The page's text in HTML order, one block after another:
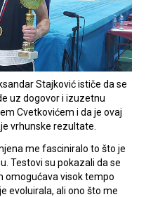
Stajković ističe da se
uz dogovor i izuzetnu
Cvetkovićem i da je ovaj
vrhunske rezultate.
me fasciniralo to što je
Testovi su pokazali da se
omogućava visok tempo
evoluirala, ali ono što me